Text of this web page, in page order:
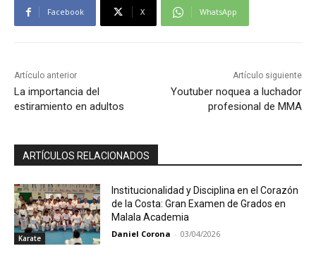
Facebook X WhatsApp
Artículo anterior
La importancia del
estiramiento en adultos
Artículo siguiente
Youtuber noquea a luchador
profesional de MMA
ARTÍCULOS RELACIONADOS
Karate
Institucionalidad y Disciplina en el Corazón
de la Costa: Gran Examen de Grados en
Malala Academia
Daniel Corona - 03/04/2026